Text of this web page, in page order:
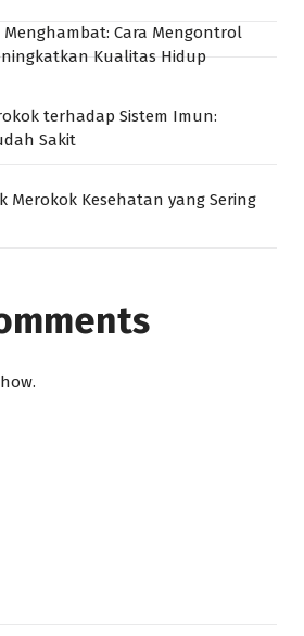
Menghambat: Cara Mengontrol
Kualitas Hidup
terhadap Sistem Imun:
Sakit
Merokok Kesehatan yang Sering